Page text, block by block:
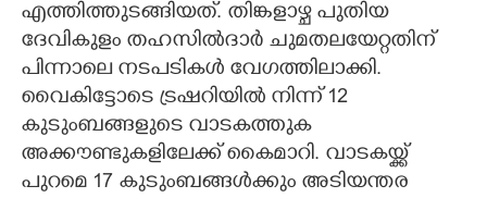
CARTOONS
LITERATURE
ZOOM
എത്തിത്തുടങ്ങിയത്. തിങ്കളാഴ്ച പുതിയ
ദേവികുളം തഹസിൽദാർ ചുമതലയേറ്റതിന്
പിന്നാലെ നടപടികൾ വേഗത്തിലാക്കി.
വൈകിട്ടോടെ ട്രഷറിയിൽ നിന്ന് 12
കുടുംബങ്ങളുടെ വാടകത്തുക
അക്കൗണ്ടുകളിലേക്ക് കൈമാറി. വാടകയ്ക്ക്
പുറമെ 17 കുടുംബങ്ങൾക്കും അടിയന്തര